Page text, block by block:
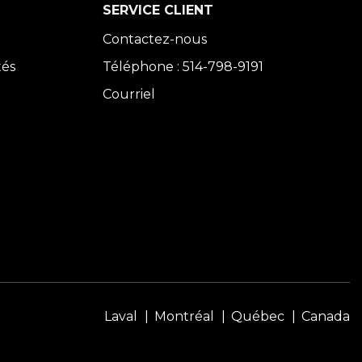
SERVICE CLIENT
Contactez-nous
Téléphone : 514-798-9191
Courriel
Laval Montréal Québec Canada